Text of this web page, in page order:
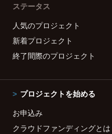
ステータス
人気のプロジェクト
新着プロジェクト
終了間際のプロジェクト
プロジェクトを始める
お申込み
クラウドファンディングとは